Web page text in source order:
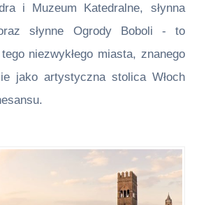
i Muzeum Katedralne, słynna
słynne Ogrody Boboli - to
niezwykłego miasta, znanego
jako artystyczna stolica Włoch